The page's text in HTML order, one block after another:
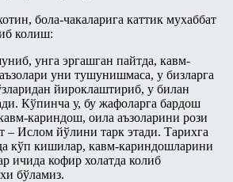
бола-чакаларига каттик мухаббат
колиш:
унга эргашган пайтда, кавм-
уни тушунишмаса, у бизларга
йироклаштириб, у билан
Кўпинча у, бу жафоларга бардош
кариндош, оила аъзоларини рози
– Ислом йўлини тарк этади. Тарихга
кўп кишилар, кавм-кариндошларини
ичида кофир холатда колиб
бўламиз.